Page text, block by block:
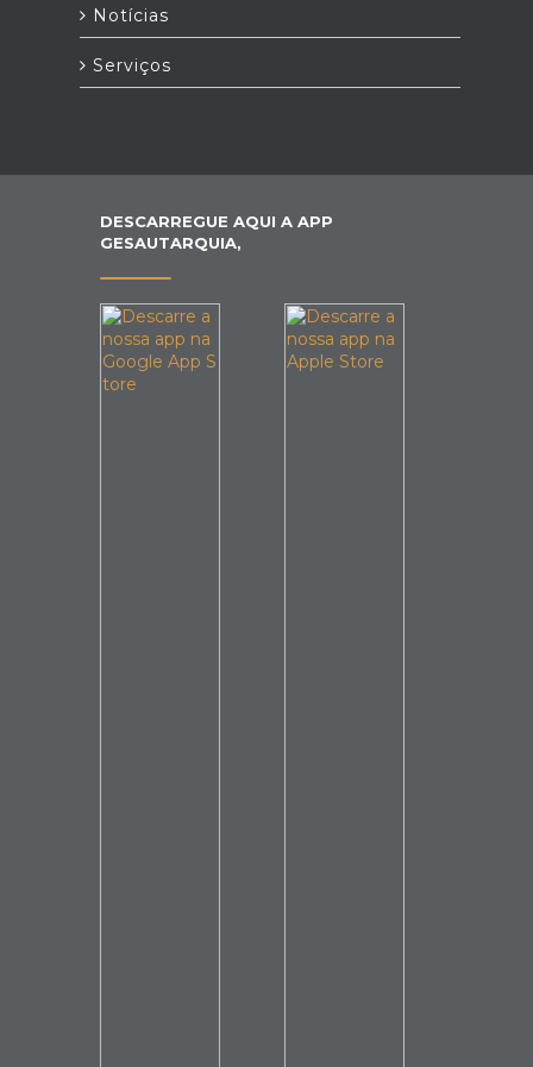
Notícias
Serviços
DESCARREGUE AQUI A APP
GESAUTARQUIA,